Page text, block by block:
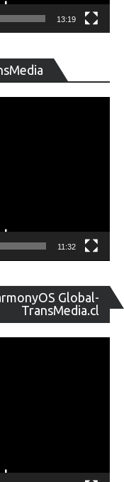
13:19
de
11:32
Global-
TransMedia.cl
de